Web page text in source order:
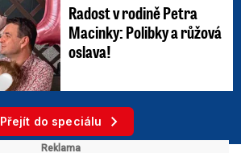
Radost v rodině Petra
Macinky: Polibky a růžová
oslava!
Přejít do speciálu